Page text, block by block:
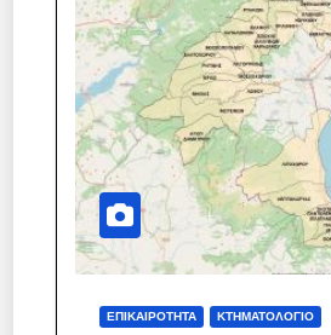
ΕΠΙΚΑΙΡΌΤΗΤΑ ΚΤΗΜΑΤΟΛΌΓΙΟ